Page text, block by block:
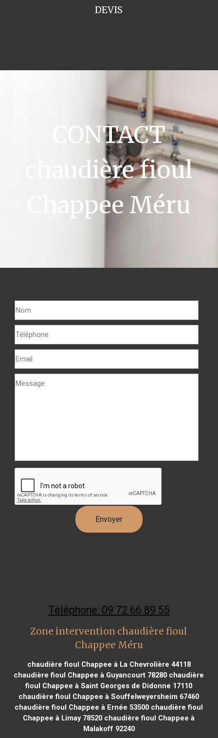
DEVIS
CONTACT
chaudière fioul
Chappee Méru
Téléphone: 09 72 66 89 55
Zone intervention chaudière fioul
Chappee Méru
chaudière fioul Chappee à La Chevrolière 44118
chaudière fioul Chappee à Guyancourt 78280 chaudière
fioul Chappee à Saint Georges de Didonne 17110
chaudière fioul Chappee à Souffelweyersheim 67460
chaudière fioul Chappee à Ernée 53500 chaudière fioul
Chappee à Limay 78520 chaudière fioul Chappee à
Malakoff 92240